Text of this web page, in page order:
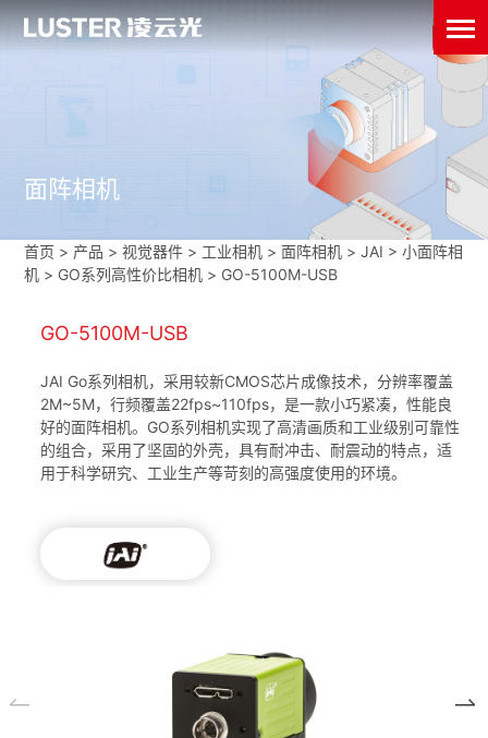
面阵相机
首页 > 产品 > 视觉器件 > 工业相机 >面阵相机 >JAI >小面阵相
机 > GO系列高性价比相机 > GO-5100M-USB
GO-5100M-USB
JAI Go系列相机，采用较新CMOS芯片成像技术，分辨率覆盖
2M~5M，行频覆盖22fps~110fps，是一款小巧紧凑，性能良
好的面阵相机。GO系列相机实现了高清画质和工业级别可靠性
的组合，采用了坚固的外壳，具有耐冲击、耐震动的特点，适
用于科学研究、工业生产等苛刻的高强度使用的环境。